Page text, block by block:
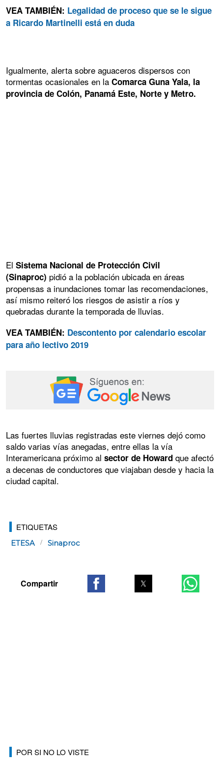
VEA TAMBIÉN: Legalidad de proceso que se le sigue
a Ricardo Martinelli está en duda
Igualmente, alerta sobre aguaceros dispersos con
tormentas ocasionales en la Comarca Guna Yala, la
provincia de Colón, Panamá Este, Norte y Metro.
El Sistema Nacional de Protección Civil
(Sinaproc) pidió a la población ubicada en áreas
propensas a inundaciones tomar las recomendaciones,
así mismo reiteró los riesgos de asistir a ríos y
quebradas durante la temporada de lluvias.
VEA TAMBIÉN: Descontento por calendario escolar
para año lectivo 2019
Las fuertes lluvias registradas este viernes dejó como
saldo varias vías anegadas, entre ellas la vía
Interamericana próximo al sector de Howard que afectó
a decenas de conductores que viajaban desde y hacia la
ciudad capital.
ETIQUETAS
ETESA Sinaproc
POR SI NO LO VISTE